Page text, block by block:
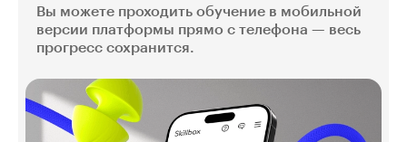
Вы можете проходить обучение в мобильной
версии платформы прямо с телефона — весь
прогресс сохранится.